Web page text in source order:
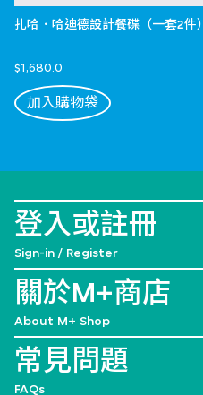
扎哈．哈迪德設計餐碟（一套2件）
$1,680.0
加入購物袋
登入或註冊
Sign-in / Register
關於M+商店
About M+ Shop
常見問題
FAQs